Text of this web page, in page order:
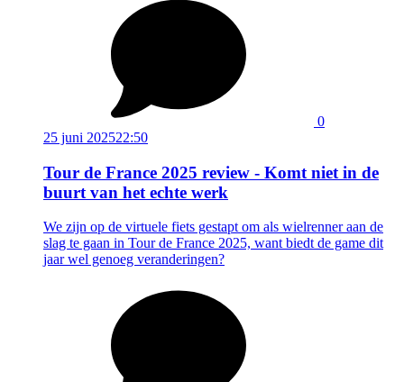
0
25 juni 202522:50
Tour de France 2025 review - Komt niet in de
buurt van het echte werk
We zijn op de virtuele fiets gestapt om als wielrenner aan de
slag te gaan in Tour de France 2025, want biedt de game dit
jaar wel genoeg veranderingen?